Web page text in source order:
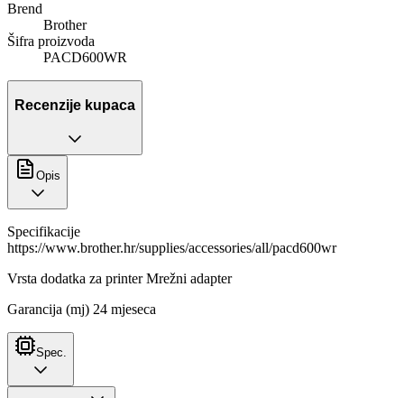
Brend
Brother
Šifra proizvoda
PACD600WR
Recenzije kupaca
Opis
Specifikacije
https://www.brother.hr/supplies/accessories/all/pacd600wr
Vrsta dodatka za printer Mrežni adapter
Garancija (mj) 24 mjeseca
Spec.